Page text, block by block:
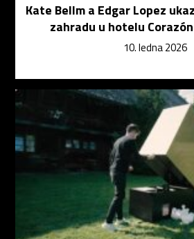
Kate Bellm a Edgar Lopez
zahradu u hotelu
10. ledna 2026